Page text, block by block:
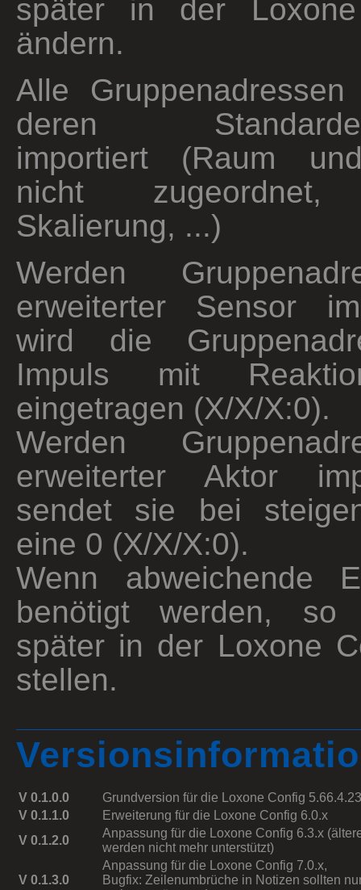
später in der
ändern.
Alle
deren
importiert (Raum
nicht zugeordnet,
Skalierung, ...)
Werden
erweiterter Sensor
wird die
Impuls mit
eingetragen (X/X/X:0).
Werden
erweiterter Aktor
sendet sie bei
eine 0 (X/X/X:0).
Wenn abweichende
benötigt werden, so
später in der Loxone
stellen.
V 0.1.0.0
Grundversion für die Loxone Config 5.66.4.23
V 0.1.1.0
Erweiterung für die Loxone Config 6.0.x
V 0.1.2.0
Anpassung für die Loxone Config 6.3.x
werden nicht mehr unterstützt)
V 0.1.3.0
Anpassung für die Loxone Config 7.0.x,
Bugfix: Zeilenumbrüche in Notizen sollten